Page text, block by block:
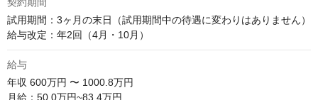
試用期間：3ヶ月の末日（試用期間中の待遇に変わりはありません）
給与改定：年2回（4月・10月）
給与
年収 600万円 〜 1000.8万円
月給：50.0万円~83.4万円